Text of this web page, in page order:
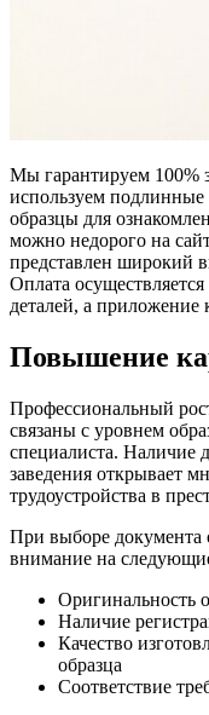
Мы гарантируем 100%
используем подлинные
образцы для
можно недорого на
представлен широкий
Оплата
деталей, а приложение
Повышение
Профессиональный
связаны с уровнем
специалиста. Наличие
заведения открывает
трудоустройства в
При выборе документа
внимание на
Оригинальность
Наличие
Качество
образца
Соответствие